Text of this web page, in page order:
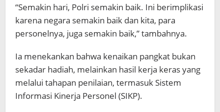
“Semakin hari, Polri semakin baik. Ini berimplikasi
karena negara semakin baik dan kita, para
personelnya, juga semakin baik,” tambahnya.
Ia menekankan bahwa kenaikan pangkat bukan
sekadar hadiah, melainkan hasil kerja keras yang
melalui tahapan penilaian, termasuk Sistem
Informasi Kinerja Personel (SIKP).